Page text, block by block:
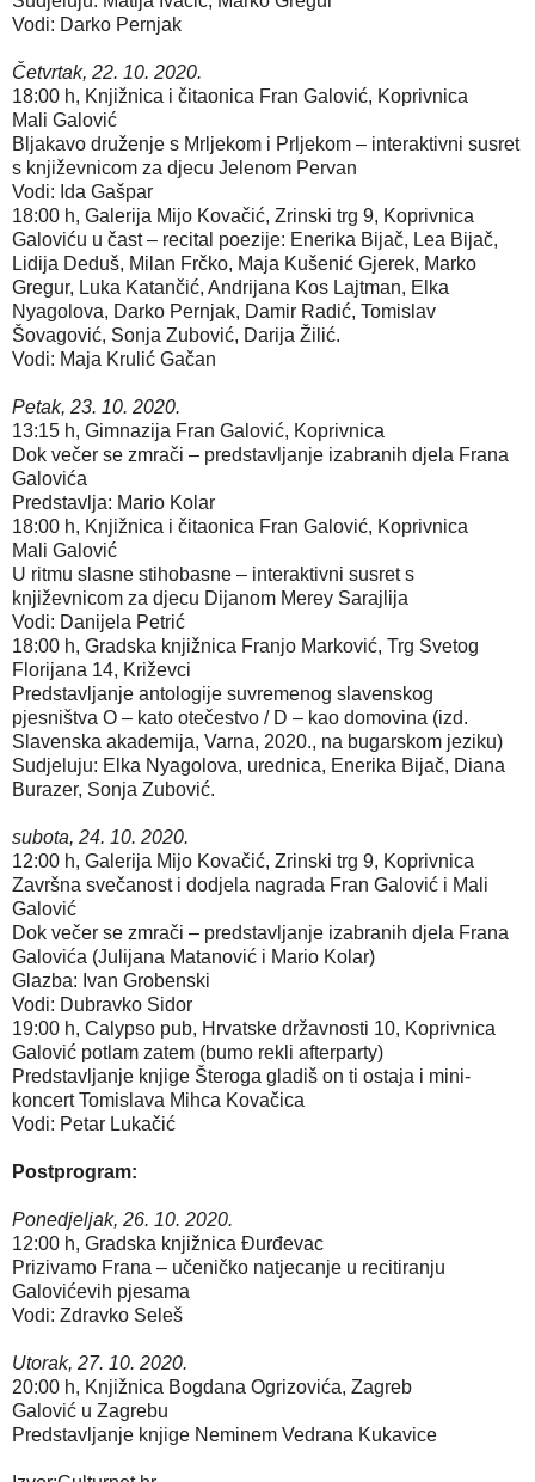
Vodi: Darko Pernjak
Četvrtak, 22. 10. 2020.
18:00 h, Knjižnica i čitaonica Fran Galović, Koprivnica
Mali Galović
Bljakavo druženje s Mrljekom i Prljekom – interaktivni susret
s književnicom za djecu Jelenom Pervan
Vodi: Ida Gašpar
18:00 h, Galerija Mijo Kovačić, Zrinski trg 9, Koprivnica
Galoviću u čast – recital poezije: Enerika Bijač, Lea Bijač,
Lidija Deduš, Milan Frčko, Maja Kušenić Gjerek, Marko
Gregur, Luka Katančić, Andrijana Kos Lajtman, Elka
Nyagolova, Darko Pernjak, Damir Radić, Tomislav
Šovagović, Sonja Zubović, Darija Žilić.
Vodi: Maja Krulić Gačan
Petak, 23. 10. 2020.
13:15 h, Gimnazija Fran Galović, Koprivnica
Dok večer se zmrači – predstavljanje izabranih djela Frana
Galovića
Predstavlja: Mario Kolar
18:00 h, Knjižnica i čitaonica Fran Galović, Koprivnica
Mali Galović
U ritmu slasne stihobasne – interaktivni susret s
književnicom za djecu Dijanom Merey Sarajlija
Vodi: Danijela Petrić
18:00 h, Gradska knjižnica Franjo Marković, Trg Svetog
Florijana 14, Križevci
Predstavljanje antologije suvremenog slavenskog
pjesništva O – kato otečestvo / D – kao domovina (izd.
Slavenska akademija, Varna, 2020., na bugarskom jeziku)
Sudjeluju: Elka Nyagolova, urednica, Enerika Bijač, Diana
Burazer, Sonja Zubović.
subota, 24. 10. 2020.
12:00 h, Galerija Mijo Kovačić, Zrinski trg 9, Koprivnica
Završna svečanost i dodjela nagrada Fran Galović i Mali
Galović
Dok večer se zmrači – predstavljanje izabranih djela Frana
Galovića (Julijana Matanović i Mario Kolar)
Glazba: Ivan Grobenski
Vodi: Dubravko Sidor
19:00 h, Calypso pub, Hrvatske državnosti 10, Koprivnica
Galović potlam zatem (bumo rekli afterparty)
Predstavljanje knjige Šteroga gladiš on ti ostaja i mini-
koncert Tomislava Mihca Kovačica
Vodi: Petar Lukačić
Postprogram:
Ponedjeljak, 26. 10. 2020.
12:00 h, Gradska knjižnica Đurđevac
Prizivamo Frana – učeničko natjecanje u recitiranju
Galovićevih pjesama
Vodi: Zdravko Seleš
Utorak, 27. 10. 2020.
20:00 h, Knjižnica Bogdana Ogrizovića, Zagreb
Galović u Zagrebu
Predstavljanje knjige Neminem Vedrana Kukavice